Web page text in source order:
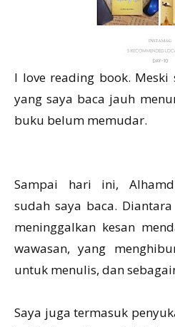
I love reading book.
yang saya baca jauh
buku belum memudar.
Sampai hari ini,
sudah saya baca.
meninggalkan kesan
wawasan, yang
untuk menulis, dan
Saya juga termasuk